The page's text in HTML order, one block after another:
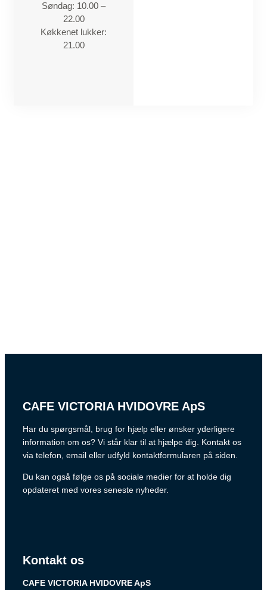
Søndag: 10.00 –
22.00​
Køkkenet lukker:
21.00​
CAFE VICTORIA HVIDOVRE ApS
Har du spørgsmål, brug for hjælp eller ønsker yderligere
information om os? Vi står klar til at hjælpe dig. Kontakt os
via telefon, email eller udfyld kontaktformularen på siden.
Du kan også følge os på sociale medier for at holde dig
opdateret med vores seneste nyheder.
Kontakt os
CAFE VICTORIA HVIDOVRE ApS